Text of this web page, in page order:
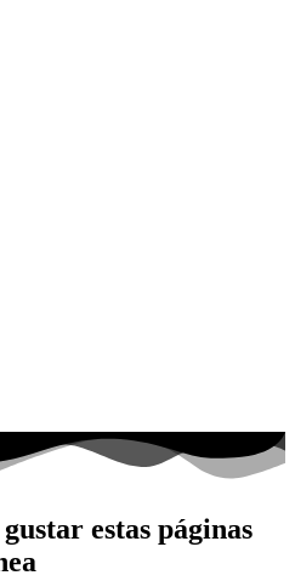
estas páginas